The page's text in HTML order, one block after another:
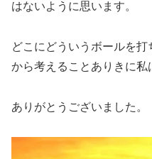
はないように思います。
どこにどういうボールを
から考えることありきに私
ありがとうございました。